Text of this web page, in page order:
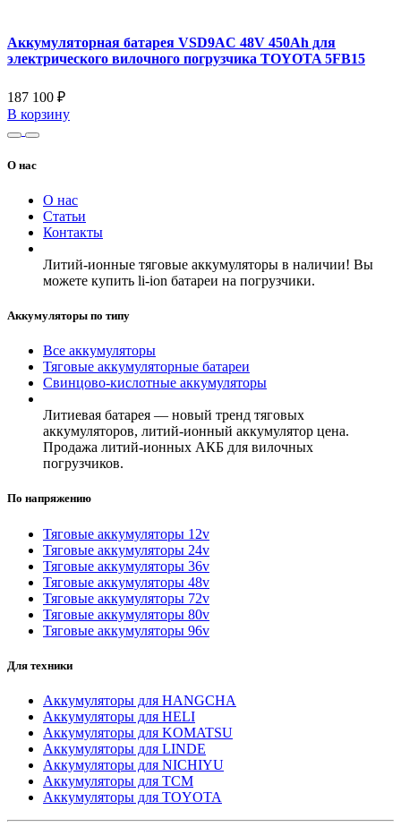
Аккумуляторная батарея VSD9AC 48V 450Ah для
электрического вилочного погрузчика TOYOTA 5FB15
187 100 ₽
В корзину
О нас
О нас
Статьи
Контакты
Литий-ионные тяговые аккумуляторы в наличии! Вы
можете купить li-ion батареи на погрузчики.
Аккумуляторы по типу
Все аккумуляторы
Тяговые аккумуляторные батареи
Свинцово-кислотные аккумуляторы
Литиевая батарея — новый тренд тяговых
аккумуляторов, литий-ионный аккумулятор цена.
Продажа литий-ионных АКБ для вилочных
погрузчиков.
По напряжению
Тяговые аккумуляторы 12v
Тяговые аккумуляторы 24v
Тяговые аккумуляторы 36v
Тяговые аккумуляторы 48v
Тяговые аккумуляторы 72v
Тяговые аккумуляторы 80v
Тяговые аккумуляторы 96v
Для техники
Аккумуляторы для HANGCHA
Аккумуляторы для HELI
Аккумуляторы для KOMATSU
Аккумуляторы для LINDE
Аккумуляторы для NICHIYU
Аккумуляторы для TCM
Аккумуляторы для TOYOTA